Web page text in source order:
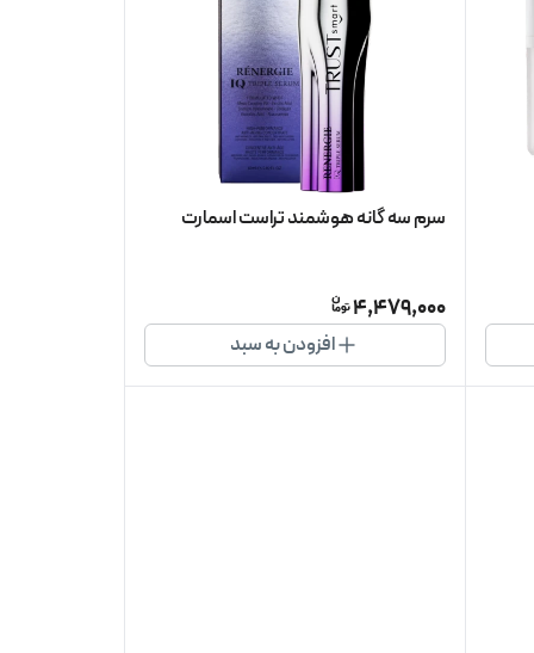
سرم سه گانه هوشمند تراست اسمارت
4,479,000
افزودن به سبد